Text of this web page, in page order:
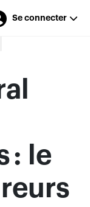
Se connecter
: le